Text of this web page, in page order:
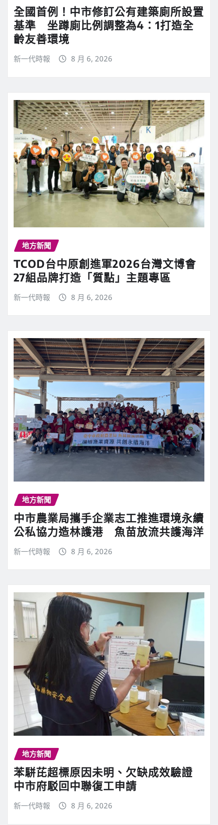
全國首例！中市修訂公有建築廁所設置
基準 坐蹲廁比例調整為4：1打造全
齡友善環境
新一代時報 8 月 6, 2026
地方新聞
TCOD台中原創進軍2026台灣文博會
27組品牌打造「質點」主題專區
新一代時報 8 月 6, 2026
地方新聞
中市農業局攜手企業志工推進環境永續
公私協力造林護港 魚苗放流共護海洋
新一代時報 8 月 6, 2026
地方新聞
苯駢芘超標原因未明、欠缺成效驗證
中市府駁回中聯復工申請
新一代時報 8 月 6, 2026